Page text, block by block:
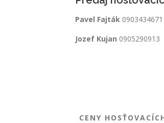
Pavel Fajták 0903434671
Jozef Kujan 0905290913
CENY